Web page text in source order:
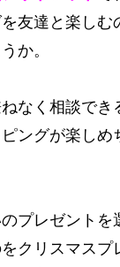
友達と楽しむ
か。
なく相談でき
ングが楽しめ
プレゼントを
クリスマスプ